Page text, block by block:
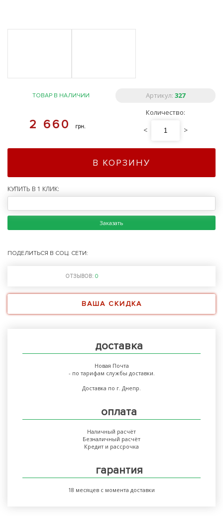
ТОВАР В НАЛИЧИИ Артикул: 327
2 660 грн.
Количество:
< >
В КОРЗИНУ
КУПИТЬ В 1 КЛИК:
Заказать
ПОДЕЛИТЬСЯ В СОЦ. СЕТИ:
ОТЗЫВОВ: 0
ВАША СКИДКА
доставка
Новая Почта
- по тарифам службы доставки.
Доставка по г. Днепр.
оплата
Наличный расчёт
Безналичный расчёт
Кредит и рассрочка
гарантия
18 месяцев с момента доставки